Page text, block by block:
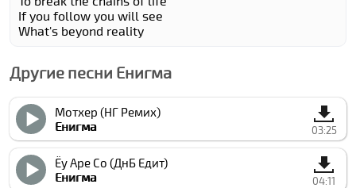
If you follow you will see
What's beyond reality
Другие песни Енигма
Мотхер (НГ Ремиx)
Енигма
03:25
Ёу Аре Со (ДнБ Едит)
Енигма
04:11